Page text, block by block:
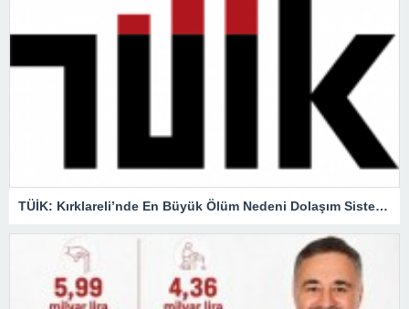
TÜİK: Kırklareli’nde En Büyük Ölüm Nedeni Dolaşım Sistemi Hastalıkları